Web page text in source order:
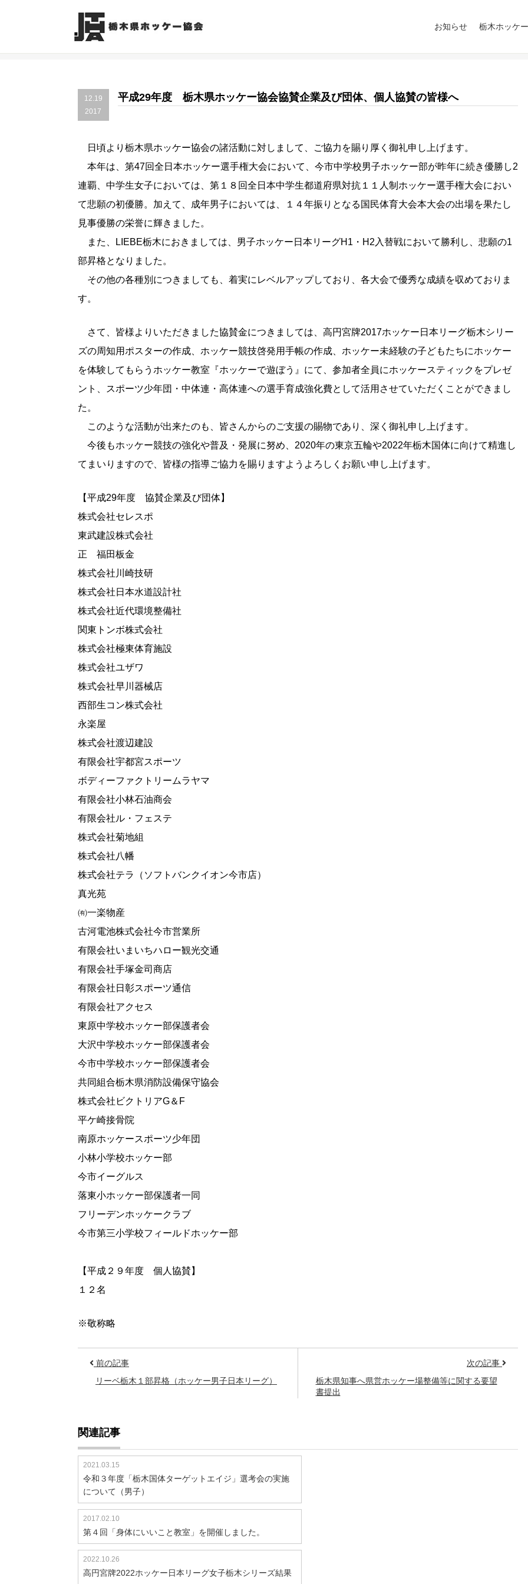
お知らせ 栃木ホッケ
12.19
2017
平成29年度 栃木県ホッケー協会協賛企業及び団体、個人協賛の皆様へ
日頃より栃木県ホッケー協会の諸活動に対しまして、ご協力を賜り厚く御礼申し上げます。
本年は、第47回全日本ホッケー選手権大会において、今市中学校男子ホッケー部が昨年に続き優勝し2
連覇、中学生女子においては、第１８回全日本中学生都道府県対抗１１人制ホッケー選手権大会におい
て悲願の初優勝。加えて、成年男子においては、１４年振りとなる国民体育大会本大会の出場を果たし
見事優勝の栄誉に輝きました。
また、LIEBE栃木におきましては、男子ホッケー日本リーグH1・H2入替戦において勝利し、悲願の1
部昇格となりました。
その他の各種別につきましても、着実にレベルアップしており、各大会で優秀な成績を収めておりま
す。
さて、皆様よりいただきました協賛金につきましては、高円宮牌2017ホッケー日本リーグ栃木シリー
ズの周知用ポスターの作成、ホッケー競技啓発用手帳の作成、ホッケー未経験の子どもたちにホッケー
を体験してもらうホッケー教室『ホッケーで遊ぼう』にて、参加者全員にホッケースティックをプレゼ
ント、スポーツ少年団・中体連・高体連への選手育成強化費として活用させていただくことができまし
た。
このような活動が出来たのも、皆さんからのご支援の賜物であり、深く御礼申し上げます。
今後もホッケー競技の強化や普及・発展に努め、2020年の東京五輪や2022年栃木国体に向けて精進し
てまいりますので、皆様の指導ご協力を賜りますようよろしくお願い申し上げます。
【平成29年度 協賛企業及び団体】
株式会社セレスポ
東武建設株式会社
正 福田板金
株式会社川崎技研
株式会社日本水道設計社
株式会社近代環境整備社
関東トンボ株式会社
株式会社極東体育施設
株式会社ユザワ
株式会社早川器械店
西部生コン株式会社
永楽屋
株式会社渡辺建設
有限会社宇都宮スポーツ
ボディーファクトリームラヤマ
有限会社小林石油商会
有限会社ル・フェステ
株式会社菊地組
株式会社八幡
株式会社テラ（ソフトバンクイオン今市店）
真光苑
㈲一楽物産
古河電池株式会社今市営業所
有限会社いまいちハロー観光交通
有限会社手塚金司商店
有限会社日彰スポーツ通信
有限会社アクセス
東原中学校ホッケー部保護者会
大沢中学校ホッケー部保護者会
今市中学校ホッケー部保護者会
共同組合栃木県消防設備保守協会
株式会社ビクトリアG＆F
平ケ崎接骨院
南原ホッケースポーツ少年団
小林小学校ホッケー部
今市イーグルス
落東小ホッケー部保護者一同
フリーデンホッケークラブ
今市第三小学校フィールドホッケー部
【平成２９年度 個人協賛】
１２名
※敬称略
前の記事
リーベ栃木１部昇格（ホッケー男子日本リーグ）
次の記事
栃木県知事へ県営ホッケー場整備等に関する要望
書提出
関連記事
2021.03.15
令和３年度「栃木国体ターゲットエイジ」選考会の実施
について（男子）
2017.02.10
第４回「身体にいいこと教室」を開催しました。
2022.10.26
高円宮牌2022ホッケー日本リーグ女子栃木シリーズ結果